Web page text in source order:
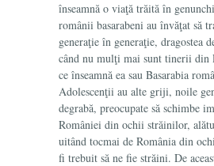
înseamnă o viaţă trăită în
românii basarabeni au învăţat să
generaţie în generaţie, dragostea
când nu mulţi mai sunt tinerii din
ce înseamnă ea sau Basarabia
Adolescenţii au alte griji, noile
degrabă, preocupate să schimbe
României din ochii străinilor,
uitând tocmai de România din
fi trebuit să ne fie străini. De